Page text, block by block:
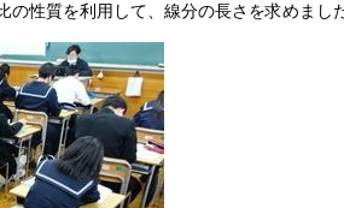
性質を利用して、線分の長さを求めまし